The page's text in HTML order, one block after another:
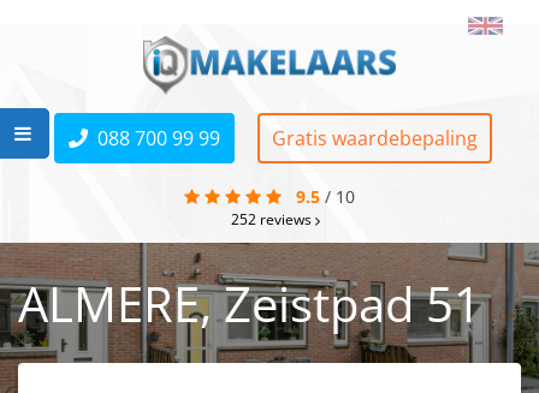
088 700 99 99 Gratis waardebepaling
9.5 / 10
252 reviews
ALMERE, Zeistpad 51